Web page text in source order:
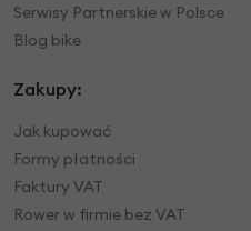
Serwisy Partnerskie w Polsce
Blog bike
Zakupy:
Jak kupować
Formy płatności
Faktury VAT
Rower w firmie bez VAT